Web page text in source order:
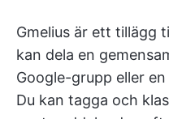
Gmelius är ett tillägg
kan dela en
Google-grupp eller
Du kan tagga och